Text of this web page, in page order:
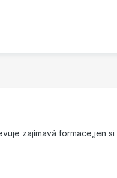
zajímavá formace,jen